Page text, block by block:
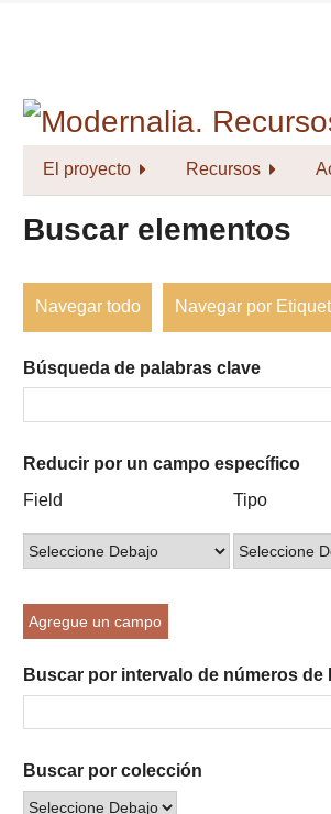
El proyecto Recursos
Buscar elementos
Navegar todo Navegar por
Búsqueda de palabras clave
of
rows
in
por
un
campo
específico":
Reducir por un campo específico
Campo
búsqueda
Tipo
búsqueda
Términos
búsqueda
Ensamblador
Búsqueda
Field Tipo
Agregue un campo
Buscar por intervalo de números de
Buscar por colección